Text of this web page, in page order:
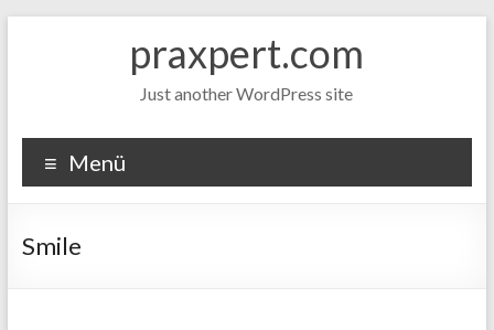
praxpert.com
Just another WordPress site
Menü
Smile